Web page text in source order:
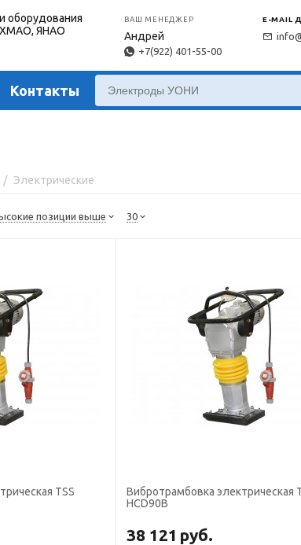
оборудования
ХМАО, ЯНАО
ВАШ МЕНЕДЖЕР
Андрей
+7(922) 401-55-00
E-MAIL
Контакты
/ Электрические
позиции выше 30
TSS
Вибротрамбовка электрическая
HCD90B
38 121 руб.